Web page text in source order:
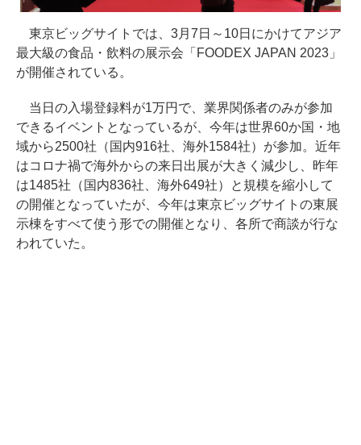
東京ビッグサイトでは、3月7日～10日にかけてアジア
最大級の食品・飲料の展示会「FOODEX JAPAN 2023」
が開催されている。
当日の入場登録料が1万円で、業界関係者のみが参加
できるイベントとなっているが、今年は世界60か国・地
域から2500社（国内916社、海外1584社）が参加。近年
はコロナ禍で海外からの来日出展が大きく減少し、昨年
は1485社（国内836社、海外649社）と規模を縮小して
の開催となっていたが、今年は東京ビッグサイトの東展
示棟をすべて使う形での開催となり、各所で商談が行な
われていた。